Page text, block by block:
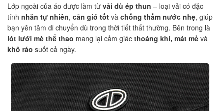
Lớp ngoài của áo được làm từ vải dù ép thun – loại vải có đặc
tính nhăn tự nhiên, cản gió tốt và chống thấm nước nhẹ, giúp
bạn yên tâm di chuyển dù trong thời tiết thất thường. Bên trong là
lót lưới mè thể thao mang lại cảm giác thoáng khí, mát mẻ và
khô ráo suốt cả ngày.